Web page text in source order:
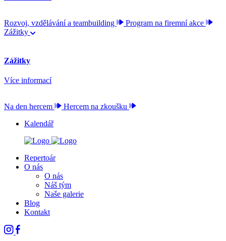
Rozvoj, vzdělávání a teambuilding
Program na firemní akce
Zážitky
Zážitky
Více informací
Na den hercem
Hercem na zkoušku
Kalendář
Repertoár
O nás
O nás
Náš tým
Naše galerie
Blog
Kontakt